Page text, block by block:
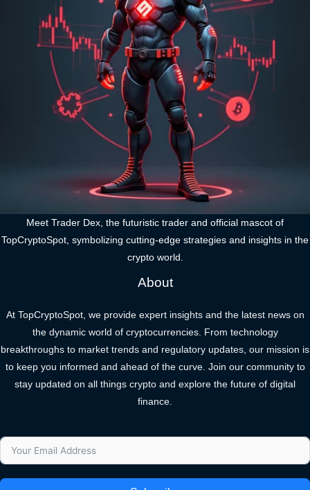
Meet Trader Dex, the futuristic trader and official mascot of
TopCryptoSpot, symbolizing cutting-edge strategies and insights in the
crypto world.
About
At TopCryptoSpot, we provide expert insights and the latest news on
the dynamic world of cryptocurrencies. From technology
breakthroughs to market trends and regulatory updates, our mission is
to keep you informed and ahead of the curve. Join our community to
stay updated on all things crypto and explore the future of digital
finance.